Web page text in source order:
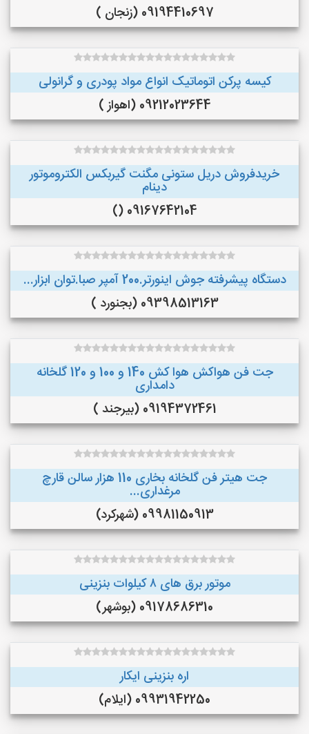
09194410697 (زنجان )
کیسه پرکن اتوماتیک انواع مواد پودری و گرانولی
09212023644 (اهواز )
خریدفروش دریل ستونی مگنت گیربکس الکتروموتور
دینام
09167642104 ()
دستگاه پیشرفته جوش اینورتر.200 آمپر صبا.توان ابزار...
09398513163 (بجنورد )
جت فن هواکش هوا کش 140 و 100 و 120 گلخانه
دامداری
09194372461 (بیرجند )
جت هیتر فن گلخانه بخاری 110 هزار سالن قارچ
مرغداری...
09981150913 (شهرکرد)
موتور برق های ٨ کیلوات بنزینی
09178686310 (بوشهر)
اره بنزینی ایکار
09931942250 (ایلام)